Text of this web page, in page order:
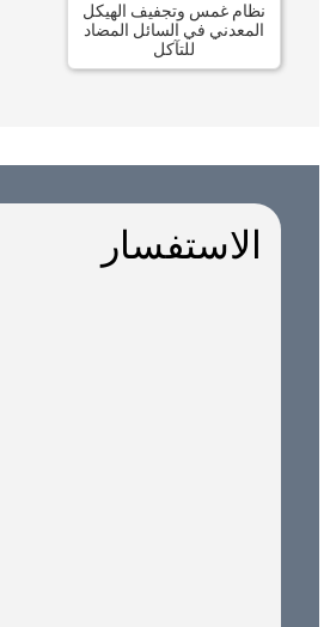
نظام غمس وتجفيف الهيكل
المعدني في السائل المضاد
للتآكل
الاستفسار